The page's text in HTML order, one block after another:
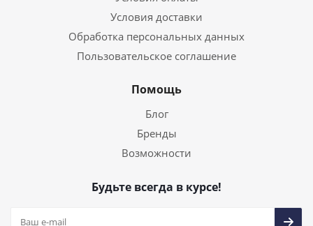
Условия доставки
Обработка персональных данных
Пользовательское соглашение
Помощь
Блог
Бренды
Возможности
Будьте всегда в курсе!